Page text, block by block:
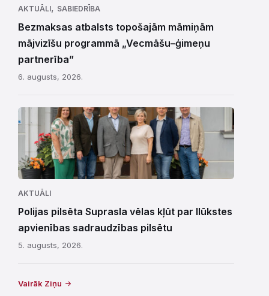
AKTUĀLI, SABIEDRĪBA
Bezmaksas atbalsts topošajām māmiņām
mājvizīšu programmā „Vecmāšu–ģimeņu
partnerība”
6. augusts, 2026.
AKTUĀLI
Polijas pilsēta Suprasla vēlas kļūt par Ilūkstes
apvienības sadraudzības pilsētu
5. augusts, 2026.
Vairāk Ziņu